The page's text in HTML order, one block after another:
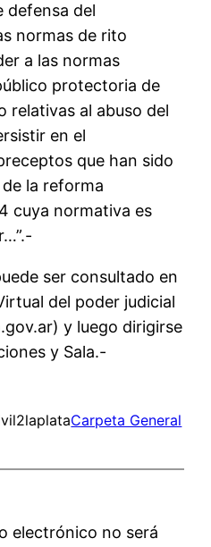
defensa del
normas de rito
a las normas
protectoria de
relativas al abuso del
en el
que han sido
la reforma
cuya normativa es
ser consultado en
del poder judicial
y luego dirigirse
y Sala.-
Carpeta General
electrónico no será